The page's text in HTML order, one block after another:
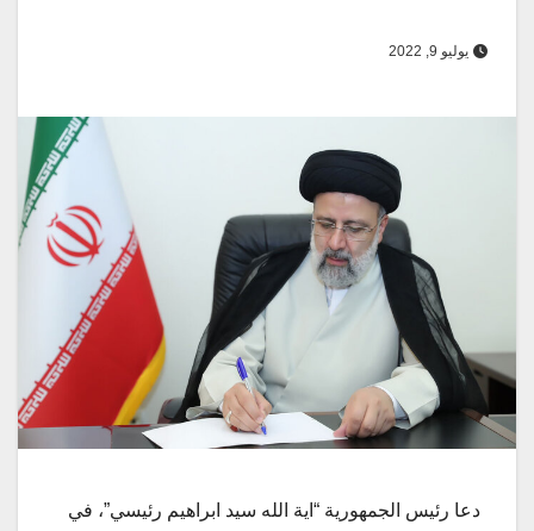
يوليو 9, 2022
دعا رئيس الجمهورية “اية الله سيد ابراهيم رئيسي”، في